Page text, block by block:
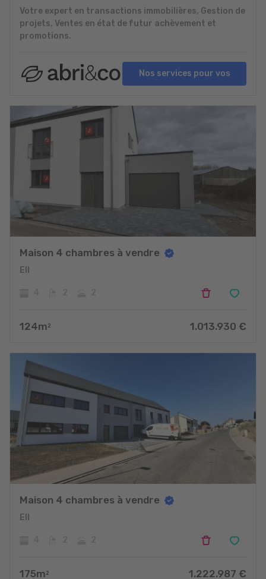
Votre expert en transactions immobilières, Gestion de
projets, Ventes en état de futur achèvement et
promotions.
Nos services pour vos
Maison 4 chambres à vendre
Ell
124m 2 1.013.930 €
Maison 4 chambres à vendre
Ell
175m 2 1.222.987 €